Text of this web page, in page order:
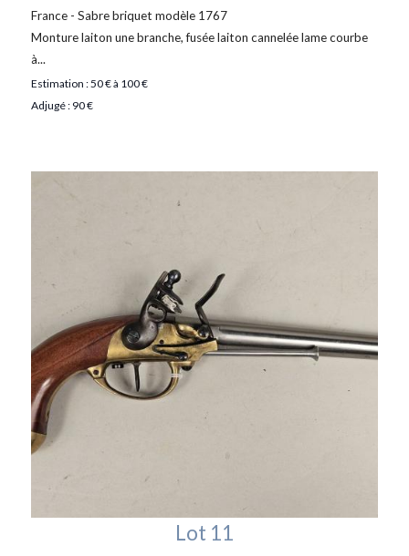
France - Sabre briquet modèle 1767
Monture laiton une branche, fusée laiton cannelée lame courbe
à...
Estimation : 50 € à 100 €
Adjugé : 90 €
Lot 11